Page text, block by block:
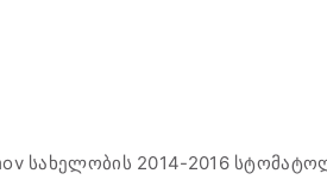
სახელობის 2014-2016